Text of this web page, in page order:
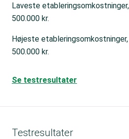
Laveste
500.000 kr.
Højeste
500.000 kr.
Se testresultater
Testresultater